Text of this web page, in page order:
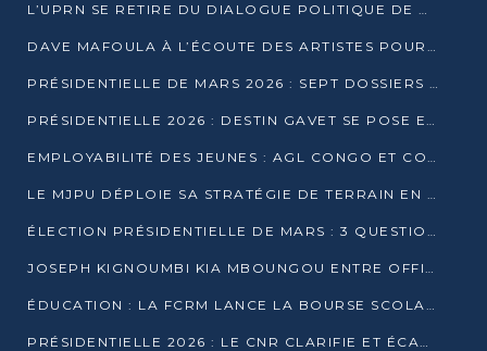
L’UPRN SE RETIRE DU DIALOGUE POLITIQUE DE DJAMBALA : TENSIONS DANS LE PRÉ-ÉLECTORAL CONGOLAIS
DAVE MAFOULA À L’ÉCOUTE DES ARTISTES POUR REDÉFINIR SA POLITIQUE CULTURELLE
PRÉSIDENTIELLE DE MARS 2026 : SEPT DOSSIERS DE CANDIDATURE ENREGISTRÉS À LA CLÔTURE DES DÉPÔTS
PRÉSIDENTIELLE 2026 : DESTIN GAVET SE POSE EN CANDIDAT DU « RAS-LE-BOL »
EMPLOYABILITÉ DES JEUNES : AGL CONGO ET CONGO TERMINAL S’ALLIENT À UCAC-ICAM
LE MJPU DÉPLOIE SA STRATÉGIE DE TERRAIN EN FAVEUR DE DSN
ÉLECTION PRÉSIDENTIELLE DE MARS : 3 QUESTIONS À UN EXPERT CONGOLAIS DE LA CYBERSÉCURITÉ
JOSEPH KIGNOUMBI KIA MBOUNGOU ENTRE OFFICIELLEMENT EN COURSE POUR LA PRÉSIDENTIELLE
ÉDUCATION : LA FCRM LANCE LA BOURSE SCOLAIRE FRANCINE-NTOUMI POUR PROMOUVOIR LES FILIÈRES SCIENTIFIQUES
PRÉSIDENTIELLE 2026 : LE CNR CLARIFIE ET ÉCARTE LA CANDIDATURE DU PASTEUR NTUMI